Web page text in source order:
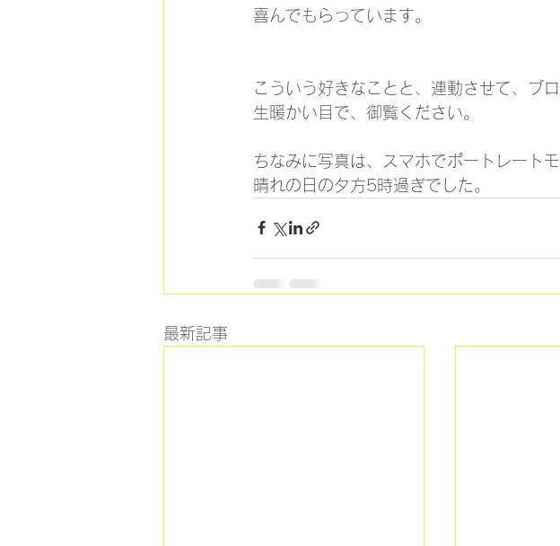
喜んでもらっています。
こういう好きなことと、連動させて、ブ
生暖かい目で、御覧ください。
ちなみに写真は、スマホでポートレート
晴れの日の夕方5時過ぎでした。
最新記事